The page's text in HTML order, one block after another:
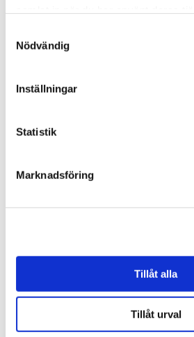
Nödvändig
Inställningar
Statistik
Marknadsföring
Tillåt alla
Tillåt urval
Produktinformation
Art.Nr
Varumärke
Bad & kök / Kök & tvättstuga /
Bad & kök / Kök & tvättstuga /
Bad & kök /Kök & tvättstuga